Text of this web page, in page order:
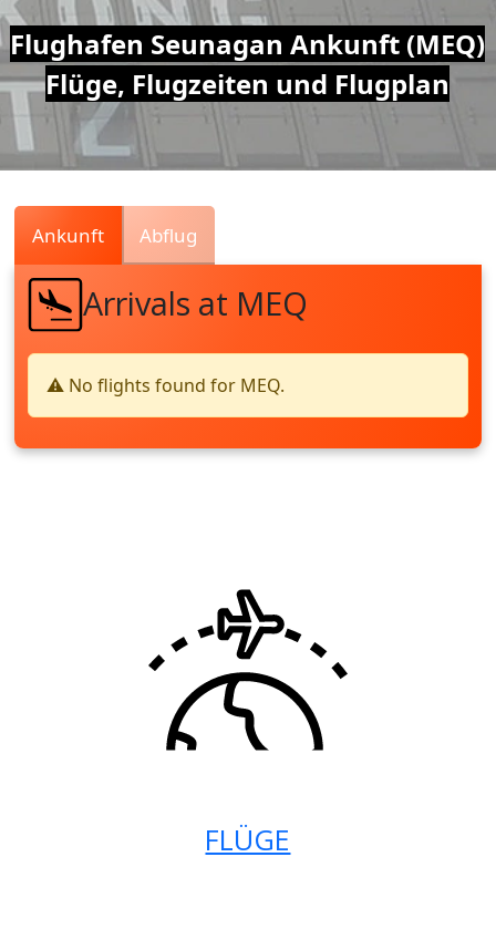
Air
Traffic
Live
Flughafen Seunagan Ankunft (MEQ)
Flüge, Flugzeiten und Flugplan
Ankunft Abflug
Arrivals at MEQ
⚠️ No flights found for MEQ.
FLÜGE